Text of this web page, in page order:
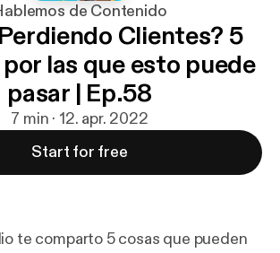
de Contenido
Clientes? 5
por las que esto puede
pasar | Ep.58
7 min · 12. apr. 2022
Start for free
te comparto 5 cosas que pueden